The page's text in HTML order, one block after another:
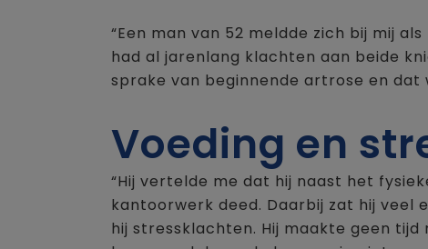
“Een man van 52 meldde zich bij mij
had al jarenlang klachten aan beide
sprake van beginnende artrose en dat
Voeding en
“Hij vertelde me dat hij naast het
kantoorwerk deed. Daarbij zat hij veel
hij stressklachten. Hij maakte geen